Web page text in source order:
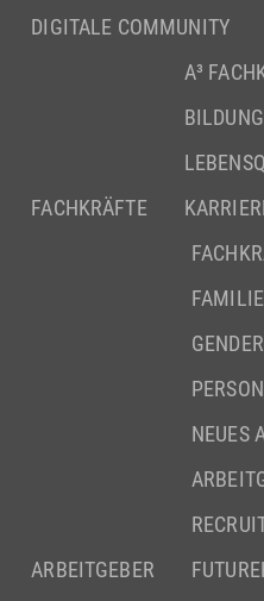
DIGITALE COMMUNITY
FACHKRÄFTE
A³
BILDUNG
ARBEITGEBER
NEUES